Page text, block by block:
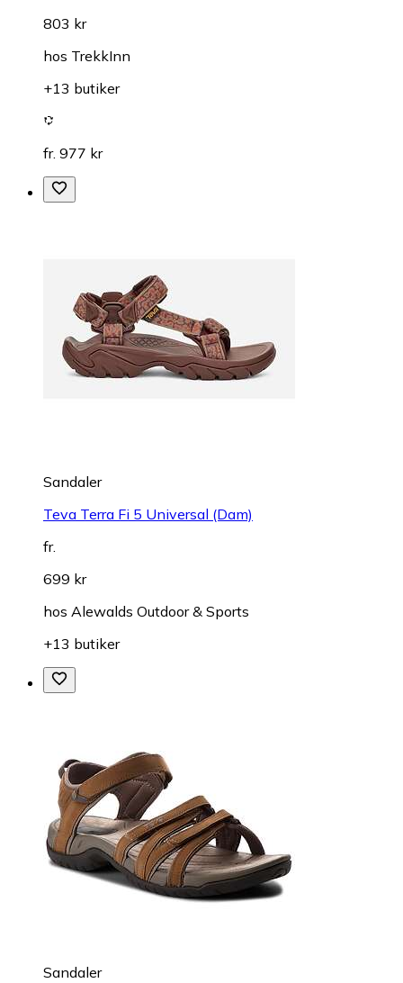
803 kr
hos TrekkInn
+13 butiker
fr. 977 kr
Sandaler
Teva Terra Fi 5 Universal (Dam)
fr.
699 kr
hos Alewalds Outdoor & Sports
+13 butiker
Sandaler